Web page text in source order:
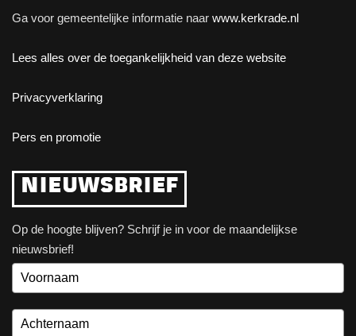
Ga voor gemeentelijke informatie naar www.kerkrade.nl
Lees alles over de toegankelijkheid van deze website
Privacyverklaring
Pers en promotie
NIEUWSBRIEF
Op de hoogte blijven? Schrijf je in voor de maandelijkse
nieuwsbrief!